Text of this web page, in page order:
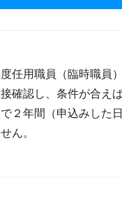
任用職員（臨時職員
確認し、条件が合え
２年間（申込みした
ん。